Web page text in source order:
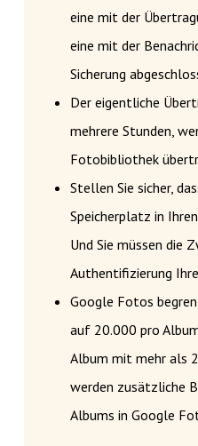
eine mit der
eine mit der
Sicherung
Der eigentliche
mehrere Stunden,
Fotobibliothek
Stellen Sie sicher,
Speicherplatz in
Und Sie müssen die
Authentifizierung
Google Fotos
auf 20.000 pro
Album mit mehr als
werden zusätzliche
Albums in Google